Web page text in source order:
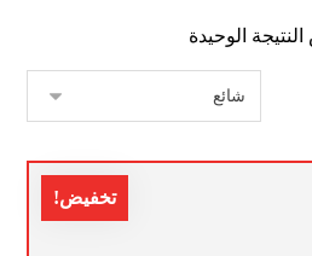
الوحيدة
تخفيض!